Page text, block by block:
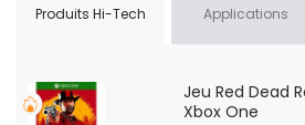
Produits Hi-Tech Applications
Jeu Red Dead
Xbox One